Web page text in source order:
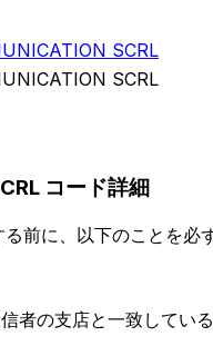
SCRL
SCRL
コード詳細
前に、以下のことを必
の支店と一致してい